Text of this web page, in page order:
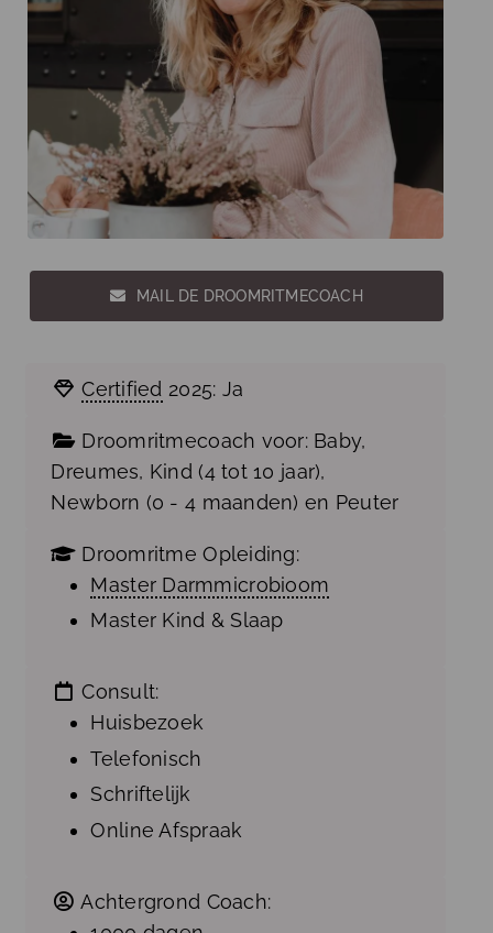
MAIL DE DROOMRITMECOACH
Certified 2025: Ja
Droomritmecoach voor: Baby,
Dreumes, Kind (4 tot 10 jaar),
Newborn (0 - 4 maanden) en Peuter
Droomritme Opleiding:
Master Darmmicrobioom
Master Kind & Slaap
Consult:
Huisbezoek
Telefonisch
Schriftelijk
Online Afspraak
Achtergrond Coach: